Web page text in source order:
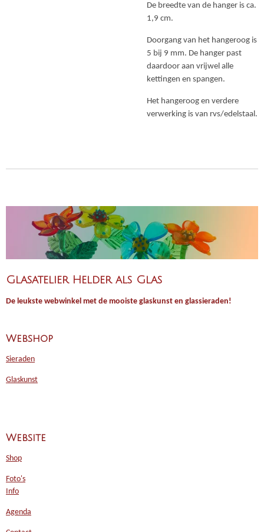
De breedte van de hanger is ca.
1,9 cm.
Doorgang van het hangeroog is
5 bij 9 mm. De hanger past
daardoor aan vrijwel alle
kettingen en spangen.
Het hangeroog en verdere
verwerking is van rvs/edelstaal.
Glasatelier Helder als Glas
De leukste webwinkel met de mooiste glaskunst en glassieraden!
Webshop
Sieraden
Glaskunst
Website
Shop
Foto's
Info
Agenda